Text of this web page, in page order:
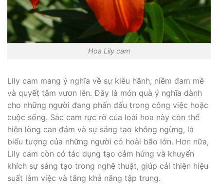
Hoa Lily cam
Lily cam mang ý nghĩa về sự kiêu hãnh, niềm đam mê
và quyết tâm vươn lên. Đây là món quà ý nghĩa dành
cho những người đang phấn đấu trong công việc hoặc
cuộc sống. Sắc cam rực rỡ của loài hoa này còn thể
hiện lòng can đảm và sự sáng tạo không ngừng, là
biểu tượng của những người có hoài bão lớn. Hơn nữa,
Lily cam còn có tác dụng tạo cảm hứng và khuyến
khích sự sáng tạo trong nghệ thuật, giúp cải thiện hiệu
suất làm việc và tăng khả năng tập trung.